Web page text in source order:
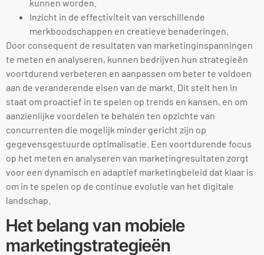
kunnen worden.
Inzicht in de effectiviteit van verschillende
merkboodschappen en creatieve benaderingen.
Door consequent de resultaten van marketinginspanningen
te meten en analyseren, kunnen bedrijven hun strategieën
voortdurend verbeteren en aanpassen om beter te voldoen
aan de veranderende eisen van de markt. Dit stelt hen in
staat om proactief in te spelen op trends en kansen, en om
aanzienlijke voordelen te behalen ten opzichte van
concurrenten die mogelijk minder gericht zijn op
gegevensgestuurde optimalisatie. Een voortdurende focus
op het meten en analyseren van marketingresultaten zorgt
voor een dynamisch en adaptief marketingbeleid dat klaar is
om in te spelen op de continue evolutie van het digitale
landschap.
Het belang van mobiele
marketingstrategieën